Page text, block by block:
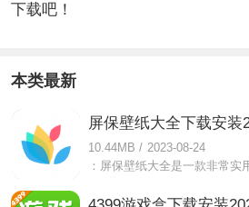
下载吧！
本类最新
屏保壁纸大全下载安装
10.44MB / 2023-08-24